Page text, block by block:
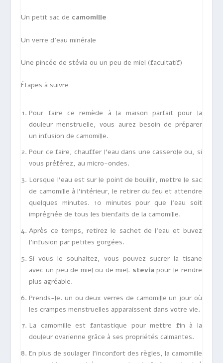
Un petit sac de camomille
Un verre d’eau minérale
Une pincée de stévia ou un peu de miel (facultatif)
Étapes à suivre
Pour faire ce remède à la maison parfait pour la
douleur menstruelle, vous aurez besoin de préparer
uninfusion de camomille.
Pour ce faire, chauffer l’eau dans une casserole ou, si
vous préférez, au micro-ondes.
Lorsque l’eau est sur le point de bouillir, mettre le sac
de camomille à l’intérieur, le retirer du feu et attendre
quelques minutes. 10 minutes pour que l’eau soit
imprégnée de tous les bienfaits de la camomille.
Après ce temps, retirez le sachet de l’eau et buvez
l’infusion par petites gorgées.
Si vous le souhaitez, vous pouvez sucrer la tisane
avec un peu de miel ou de miel. stevia pour le rendre
plus agréable.
Prends-le.un ou deux verres de camomille un jour où
les crampes menstruelles apparaissent dans votre vie.
La camomille est fantastique pour mettre fin à la
douleur ovarienne grâce à ses propriétés calmantes.
En plus de soulager l’inconfort des règles, la camomille